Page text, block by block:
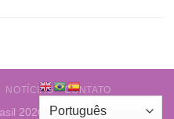
NOTÍCIAS CONTATO
2026 ©Web Layout